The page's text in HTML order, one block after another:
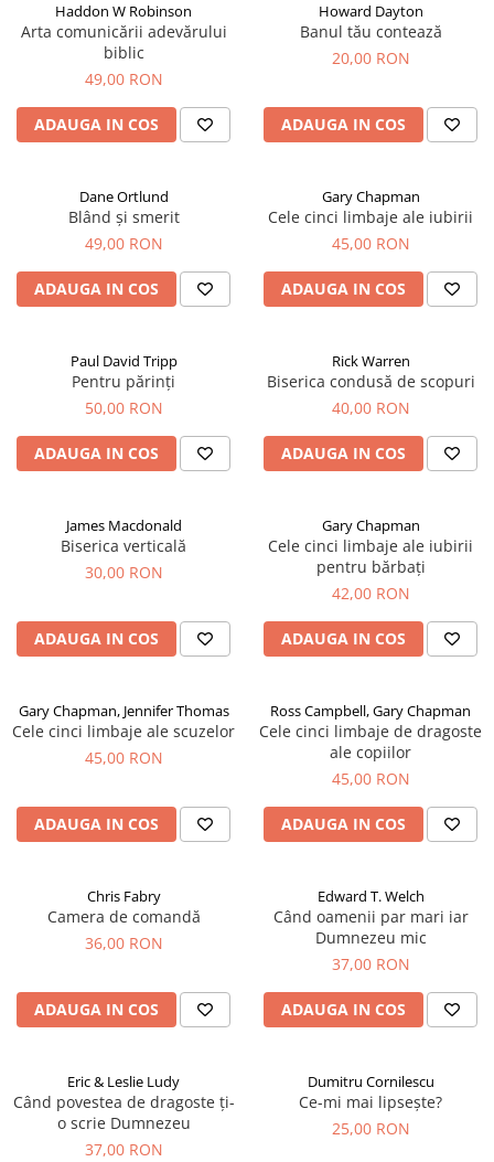
Haddon W Robinson
Arta comunicării adevărului
biblic
49,00 RON
ADAUGA IN COS
Howard Dayton
Banul tău contează
20,00 RON
ADAUGA IN COS
Dane Ortlund
Blând și smerit
49,00 RON
ADAUGA IN COS
Gary Chapman
Cele cinci limbaje ale iubirii
45,00 RON
ADAUGA IN COS
Paul David Tripp
Pentru părinți
50,00 RON
ADAUGA IN COS
Rick Warren
Biserica condusă de scopuri
40,00 RON
ADAUGA IN COS
James Macdonald
Biserica verticală
30,00 RON
ADAUGA IN COS
Gary Chapman
Cele cinci limbaje ale iubirii
pentru bărbați
42,00 RON
ADAUGA IN COS
Gary Chapman, Jennifer Thomas
Cele cinci limbaje ale scuzelor
45,00 RON
ADAUGA IN COS
Ross Campbell, Gary Chapman
Cele cinci limbaje de dragoste
ale copiilor
45,00 RON
ADAUGA IN COS
Chris Fabry
Camera de comandă
36,00 RON
ADAUGA IN COS
Edward T. Welch
Când oamenii par mari iar
Dumnezeu mic
37,00 RON
ADAUGA IN COS
Eric & Leslie Ludy
Când povestea de dragoste ți-
o scrie Dumnezeu
37,00 RON
Dumitru Cornilescu
Ce-mi mai lipsește?
25,00 RON